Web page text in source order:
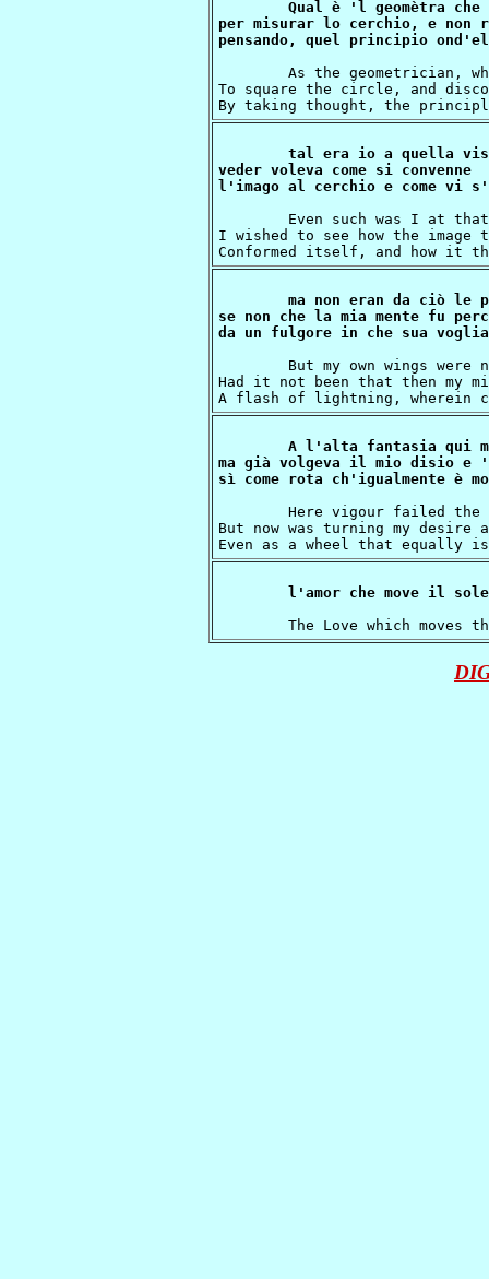
Qual è 'l geomètra
per misurar lo cerchio, e non
To square the circle, and
tal era io a quella
veder voleva come si convenne
I wished to see how the
ma non eran da ciò le
se non che la mia mente fu
Had it not been that then my
A l'alta fantasia qui
ma già volgeva il mio disio
But now was turning my desire